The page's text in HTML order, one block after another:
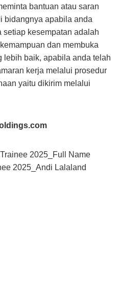
bantuan atau saran
bidangnya apabila anda
setiap kesempatan adalah
dan membuka
lebih baik, apabila anda telah
kerja melalui prosedur
yaitu dikirim melalui
2025_Full Name
2025_Andi Lalaland